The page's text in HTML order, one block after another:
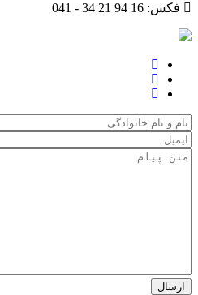
فکس: 041 - 34 21 94 16